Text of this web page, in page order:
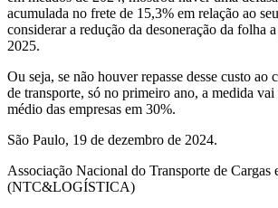
acumulada no frete de 15,3% em relação ao
considerar a redução da desoneração da folha
2025.
Ou seja, se não houver repasse desse custo ao
de transporte, só no primeiro ano, a medida
médio das empresas em 30%.
São Paulo, 19 de dezembro de 2024.
Associação Nacional do Transporte de Cargas
(NTC&LOGÍSTICA)